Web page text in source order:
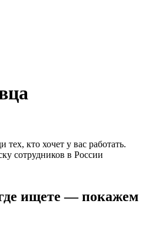
тех, кто хочет у вас работать.
сотрудников в России
ищете — покажем